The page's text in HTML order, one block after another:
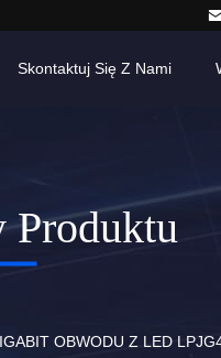
Skontaktuj Się Z Nami
Produktu
OBWODU Z LED